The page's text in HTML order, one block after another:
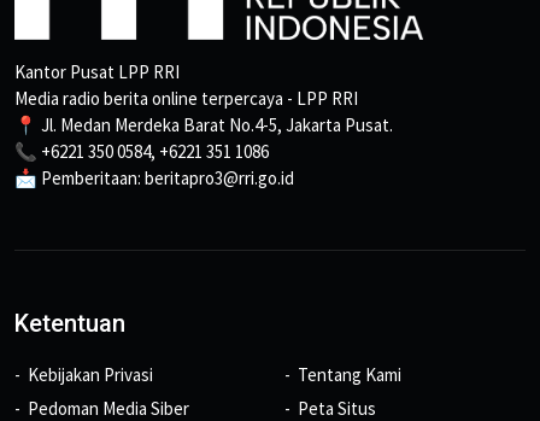
Kantor Pusat LPP RRI
Media radio berita online terpercaya - LPP RRI
📍 Jl. Medan Merdeka Barat No.4-5, Jakarta Pusat.
📞 +6221 350 0584, +6221 351 1086
📩 Pemberitaan: beritapro3@rri.go.id
Ketentuan
Kebijakan Privasi
Pedoman Media Siber
Tentang Kami
Peta Situs